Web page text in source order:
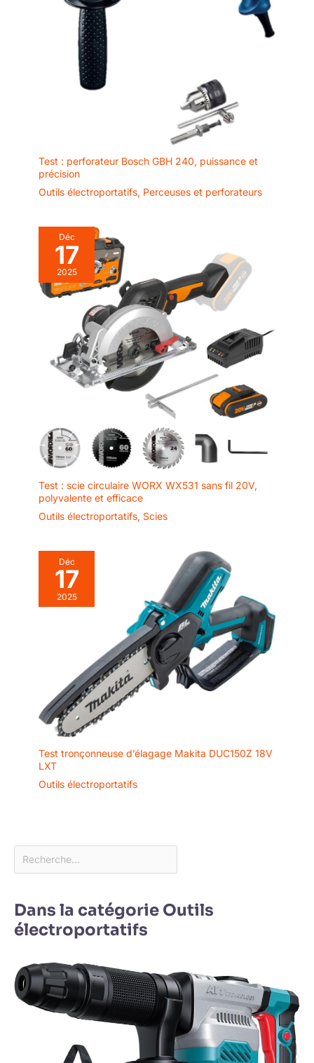
auxiliaire * 1； Brosse à
charbon remplaçable * 1
ensemble ; Graisse lubrifiante *
1； Capuchon anti-poussière *
tout compris vous équipe pour
réussir, ce qui en fait un choix
précieux pour les
professionnels et les amateurs
de bricolage.
prolongeant sa durée de vie et réduisant les temps d'arrêt, ce
qui en fait un choix fiable et rentable pour les entrepreneurs
professionnels. 【Kit d'outils complet pour des applications
polyvalentes】 Le paquet comprend tout ce dont vous avez
besoin pour une large gamme de tâches de démolition : un
puissant marteau-piqueur, un burin pointu, un burin plat, des
balais de charbon de rechange, un tube de lubrifiant, une clé à
bouteille d'huile et deux clés hexagonales. Cet ensemble
complet d'accessoires vous assure d'être parfaitement équipé
dès le départ, éliminant ainsi le besoin d'achats
supplémentaires et offrant une valeur exceptionnelle.
Test : perforateur Bosch GBH 240, puissance et
précision
Outils électroportatifs, Perceuses et perforateurs
Déc
17
2025
Test : scie circulaire WORX WX531 sans fil 20V,
polyvalente et efficace
Outils électroportatifs, Scies
Déc
17
2025
Test tronçonneuse d’élagage Makita DUC150Z 18V
LXT
Outils électroportatifs
Dans la catégorie Outils
électroportatifs